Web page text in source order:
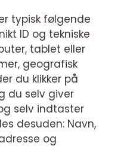
typisk følgende
ID og tekniske
tablet eller
geografisk
du klikker på
du selv giver
selv indtaster
desuden: Navn,
og